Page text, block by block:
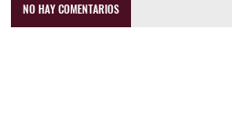
NO HAY COMENTARIOS